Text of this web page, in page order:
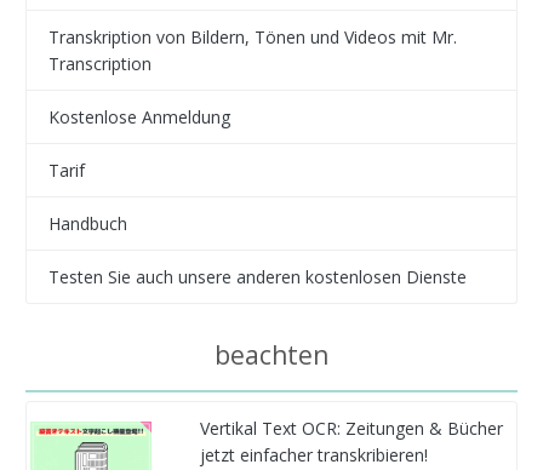
Transkription von Bildern, Tönen und Videos mit Mr.
Transcription
Kostenlose Anmeldung
Tarif
Handbuch
Testen Sie auch unsere anderen kostenlosen Dienste
beachten
Vertikal Text OCR: Zeitungen & Bücher
jetzt einfacher transkribieren!